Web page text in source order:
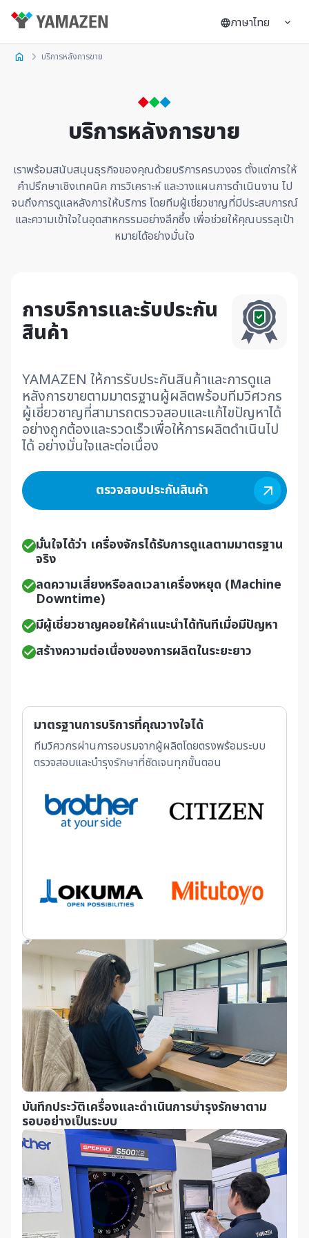
ภาษาไทย
บริการหลังการขาย
บริการหลังการขาย
เราพร้อมสนับสนุนธุรกิจของคุณด้วยบริการครบวงจร ตั้งแต่การให้
คำปรึกษาเชิงเทคนิค การวิเคราะห์ และวางแผนการดำเนินงาน ไป
จนถึงการดูแลหลังการให้บริการ โดยทีมผู้เชี่ยวชาญที่มีประสบการณ์
และความเข้าใจในอุตสาหกรรมอย่างลึกซึ้ง เพื่อช่วยให้คุณบรรลุเป้า
หมายได้อย่างมั่นใจ
การบริการและรับประกัน
สินค้า
YAMAZEN ให้การรับประกันสินค้าและการดูแล
หลังการขายตามมาตรฐานผู้ผลิตพร้อมทีมวิศวกร
ผู้เชี่ยวชาญที่สามารถตรวจสอบและแก้ไขปัญหาได้
อย่างถูกต้องและรวดเร็วเพื่อให้การผลิตดำเนินไป
ได้ อย่างมั่นใจและต่อเนื่อง
ตรวจสอบประกันสินค้า
มั่นใจได้ว่า เครื่องจักรได้รับการดูแลตามมาตรฐาน
จริง
ลดความเสี่ยงหรือลดเวลาเครื่องหยุด (Machine
Downtime)
มีผู้เชี่ยวชาญคอยให้คำแนะนำได้ทันทีเมื่อมีปัญหา
สร้างความต่อเนื่องของการผลิตในระยะยาว
มาตรฐานการบริการที่คุณวางใจได้
ทีมวิศวกรผ่านการอบรมจากผู้ผลิตโดยตรงพร้อมระบบ
ตรวจสอบและบำรุงรักษาที่ชัดเจนทุกขั้นตอน
บันทึกประวัติเครื่องและดำเนินการบำรุงรักษาตาม
รอบอย่างเป็นระบบ